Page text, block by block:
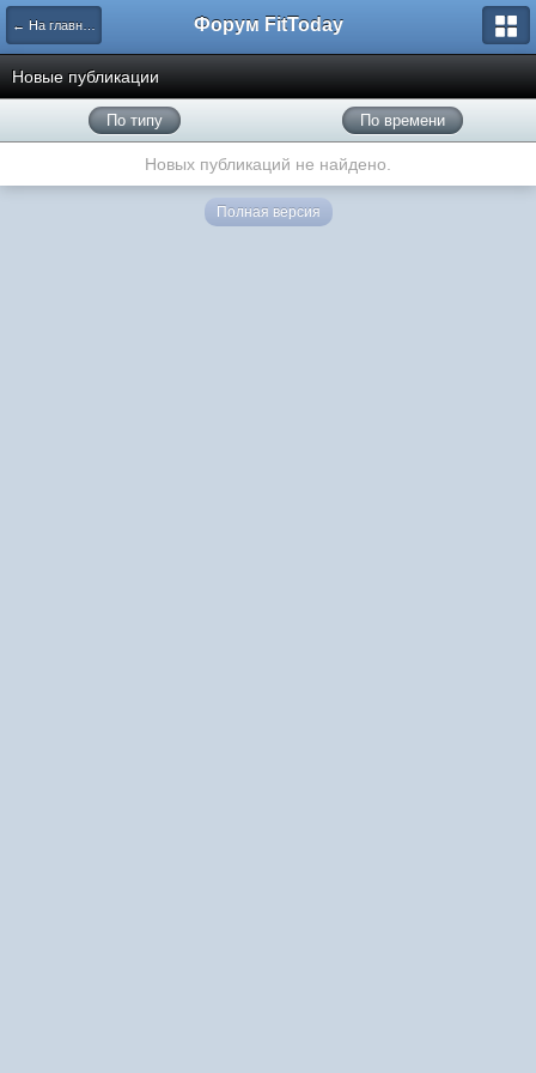
← На главную Форум FitToday
Новые публикации
По типу По времени
Новых публикаций не найдено.
Полная версия